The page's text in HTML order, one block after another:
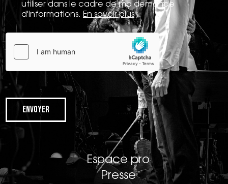
utiliser dans le cadre de ma demande
d'informations. En savoir plus
Envoyer
Espace pro
Presse